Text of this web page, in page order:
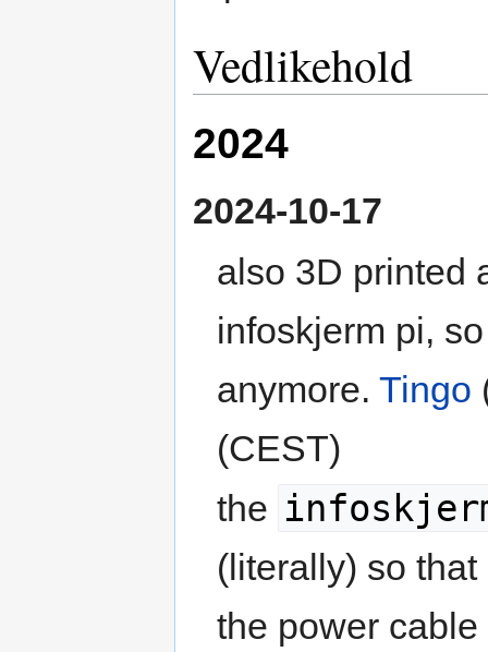
Vedlikehold
2024
2024-10-17
also 3D printed
infoskjerm pi,
anymore.Tingo
(CEST)
the
(literally) so
the power